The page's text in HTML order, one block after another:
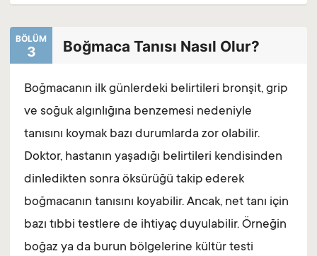
BÖLÜM
3 Boğmaca Tanısı Nasıl Olur?
Boğmacanın ilk günlerdeki belirtileri bronşit, grip
ve soğuk algınlığına benzemesi nedeniyle
tanısını koymak bazı durumlarda zor olabilir.
Doktor, hastanın yaşadığı belirtileri kendisinden
dinledikten sonra öksürüğü takip ederek
boğmacanın tanısını koyabilir. Ancak, net tanı için
bazı tıbbi testlere de ihtiyaç duyulabilir. Örneğin
boğaz ya da burun bölgelerine kültür testi